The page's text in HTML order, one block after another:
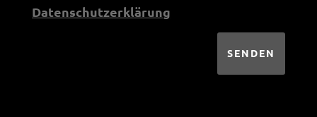
Datenschutzerklärung
SENDEN